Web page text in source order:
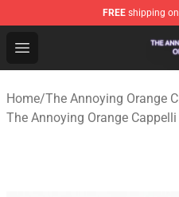
FREE shipping
Open menu
The Annoying Orange
Home/The Annoying Orange
The Annoying Orange